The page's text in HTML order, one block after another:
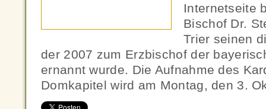
Internetseite
Bischof Dr.
Trier seinen
der 2007 zum Erzbischof der
ernannt wurde. Die Aufnahme des
Domkapitel wird am Montag, den 3.